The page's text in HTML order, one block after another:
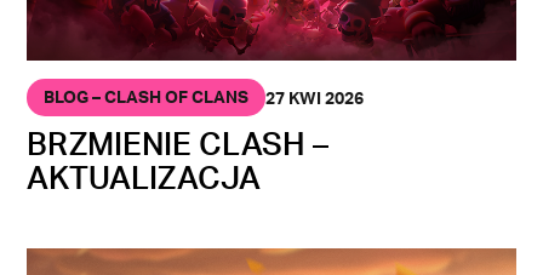
BLOG – CLASH OF CLANS 27 KWI 2026
BRZMIENIE CLASH –
AKTUALIZACJA